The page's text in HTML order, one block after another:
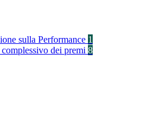
sulla Performance 1
dei premi 8